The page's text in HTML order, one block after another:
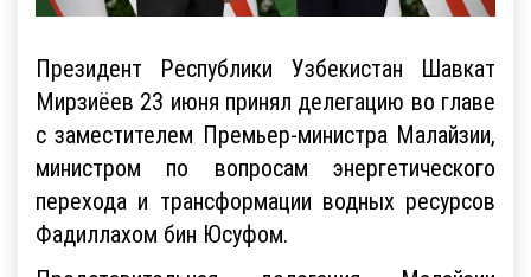
Президент Республики Узбекистан Шавкат
Мирзиёев 23 июня принял делегацию во главе
с заместителем Премьер-министра Малайзии,
министром по вопросам энергетического
перехода и трансформации водных ресурсов
Фадиллахом бин Юсуфом.